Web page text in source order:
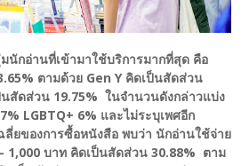
นักอ่านที่เข้ามาใช้บริการมากที่สุด คือ
ตามด้วย Gen Y คิดเป็นสัดส่วน
สัดส่วน 19.75% ในจำนวนดังกล่าวแบ่ง
LGBTQ+ 6% และไม่ระบุเพศอีก
ลี่ยของการซื้อหนังสือ พบว่า นักอ่านใช้จ่าย
1,000 บาท คิดเป็นสัดส่วน 30.88% ตาม